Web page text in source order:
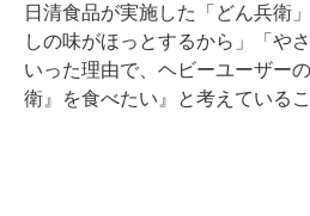
日清食品が実施した「どん兵衛
しの味がほっとするから」「や
いった理由で、ヘビーユーザー
衛』を食べたい』と考えている